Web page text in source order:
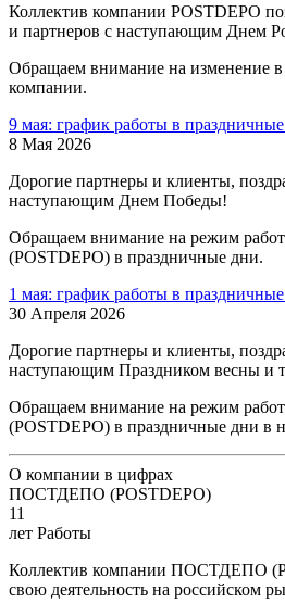
Коллектив компании POSTDEPO
и партнеров с наступающим Днем
Обращаем внимание на изменение
компании.
9 мая: график работы в
8 Мая 2026
Дорогие партнеры и клиенты,
наступающим Днем Победы!
Обращаем внимание на режим
(POSTDEPO) в праздничные дни.
1 мая: график работы в
30 Апреля 2026
Дорогие партнеры и клиенты,
наступающим Праздником весны и
Обращаем внимание на режим
(POSTDEPO) в праздничные дни в
О компании в цифрах
ПОСТДЕПО (POSTDEPO)
11
лет Работы
Коллектив компании ПОСТДЕПО
свою деятельность на российском